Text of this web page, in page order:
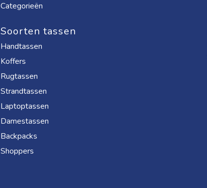
Categorieën
Soorten tassen
Handtassen
Koffers
Rugtassen
Strandtassen
Laptoptassen
Damestassen
Backpacks
Shoppers